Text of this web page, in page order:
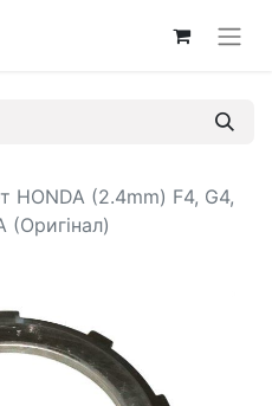
HONDA (2.4mm) F4, G4,
(Оригінал)